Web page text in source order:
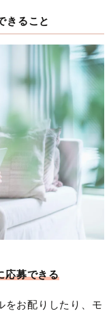
きること
応募できる
をお配りしたり、モ